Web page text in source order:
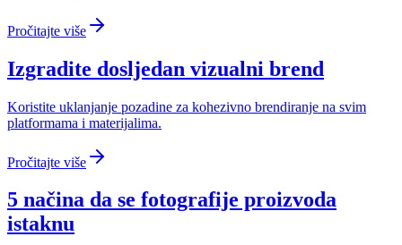
Pročitajte više
Izgradite dosljedan vizualni brend
Koristite uklanjanje pozadine za kohezivno brendiranje na svim
platformama i materijalima.
Pročitajte više
5 načina da se fotografije proizvoda
istaknu